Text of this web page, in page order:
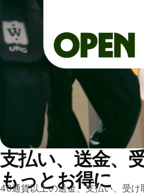
支払い、送金、
もっとお得に
40通貨以上の送金、支払い、受け